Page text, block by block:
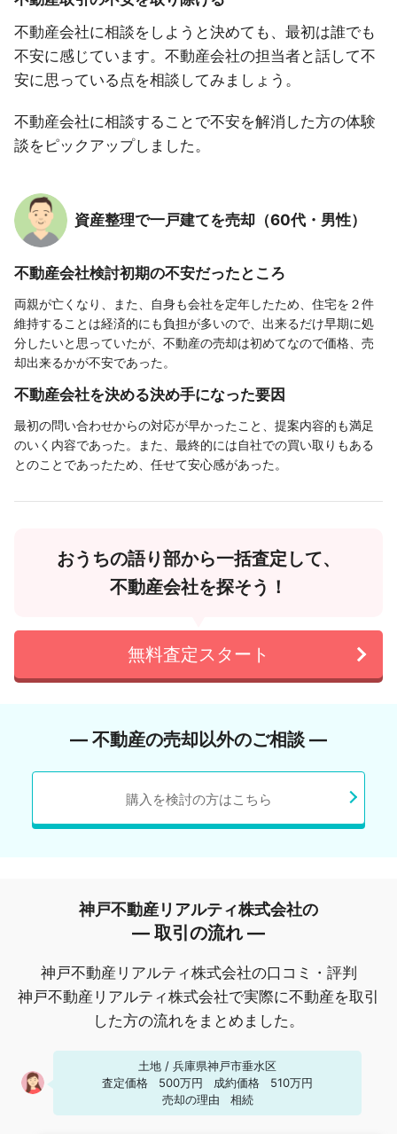
不動産会社に相談をしようと決めても、最初は誰でも
不安に感じています。不動産会社の担当者と話して不
安に思っている点を相談してみましょう。
不動産会社に相談することで不安を解消した方の体験
談をピックアップしました。
資産整理で一戸建てを売却（60代・男性）
不動産会社検討初期の不安だったところ
両親が亡くなり、また、自身も会社を定年したため、住宅を２件
維持することは経済的にも負担が多いので、出来るだけ早期に処
分したいと思っていたが、不動産の売却は初めてなので価格、売
却出来るかが不安であった。
不動産会社を決める決め手になった要因
最初の問い合わせからの対応が早かったこと、提案内容的も満足
のいく内容であった。また、最終的には自社での買い取りもある
とのことであったため、任せて安心感があった。
おうちの語り部から一括査定して、
不動産会社を探そう！
無料査定スタート
― 不動産の売却以外のご相談 ―
購入を検討の方はこちら
神戸不動産リアルティ株式会社の
― 取引の流れ ―
神戸不動産リアルティ株式会社の口コミ・評判
神戸不動産リアルティ株式会社で実際に不動産を取引
した方の流れをまとめました。
土地 / 兵庫県神戸市垂水区
査定価格
500万円 成約価格
510万円
売却の理由
相続